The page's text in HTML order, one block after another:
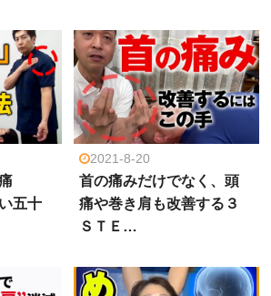
五十
2021-8-20
首の痛みだけでなく、頭
痛や巻き肩も改善する３
ＳＴＥ…